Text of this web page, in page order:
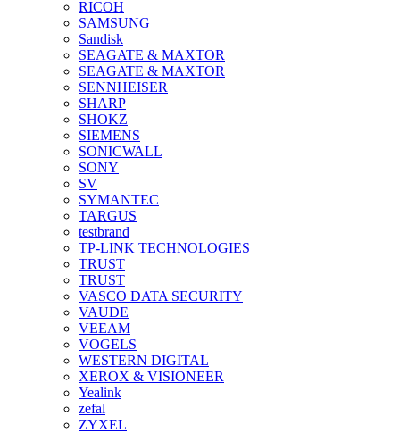
RICOH
SAMSUNG
Sandisk
SEAGATE & MAXTOR
SEAGATE & MAXTOR
SENNHEISER
SHARP
SHOKZ
SIEMENS
SONICWALL
SONY
SV
SYMANTEC
TARGUS
testbrand
TP-LINK TECHNOLOGIES
TRUST
TRUST
VASCO DATA SECURITY
VAUDE
VEEAM
VOGELS
WESTERN DIGITAL
XEROX & VISIONEER
Yealink
zefal
ZYXEL